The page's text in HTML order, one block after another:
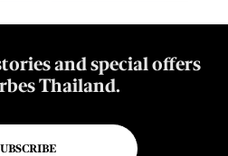
and special offers
Thailand.